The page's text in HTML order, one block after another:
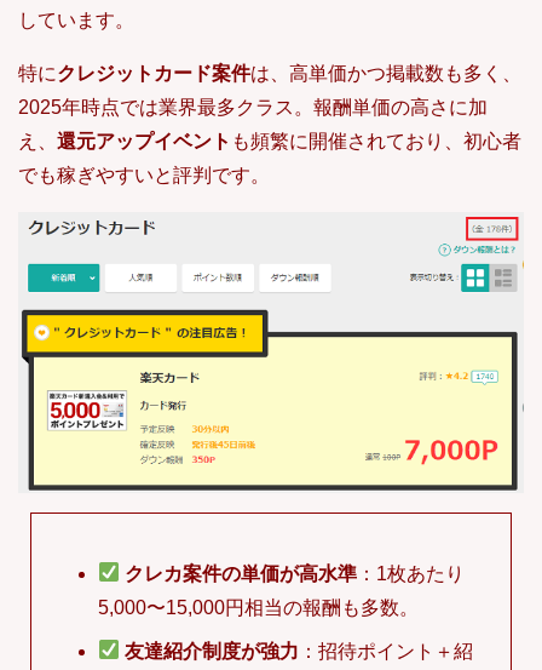
しています。
特にクレジットカード案件は、高単価かつ掲載数も多く、
2025年時点では業界最多クラス。報酬単価の高さに加
え、 還元アップイベント も頻繁に開催されており、初心者
でも稼ぎやすいと評判です。
クレカ案件の単価が高水準 ：1枚あたり
5,000〜15,000円相当の報酬も多数。
友達紹介制度が強力 ：招待ポイント＋紹